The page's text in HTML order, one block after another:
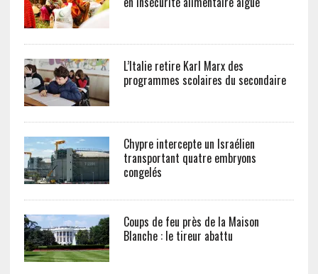
L’Italie retire Karl Marx des
programmes scolaires du secondaire
Chypre intercepte un Israélien
transportant quatre embryons
congelés
Coups de feu près de la Maison
Blanche : le tireur abattu